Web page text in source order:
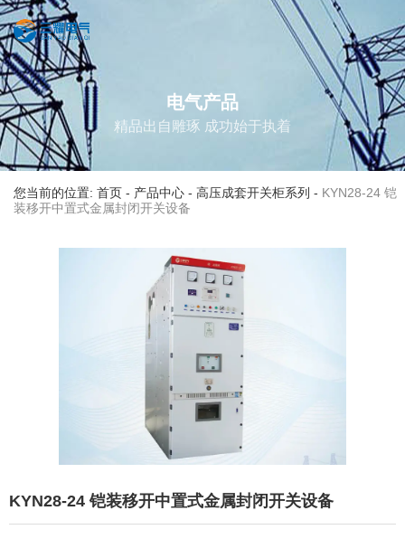
电气产品
精品出自雕琢 成功始于执着
您当前的位置: 首页 - 产品中心 - 高压成套开关柜系列 - KYN28-24 铠
装移开中置式金属封闭开关设备
KYN28-24 铠装移开中置式金属封闭开关设备